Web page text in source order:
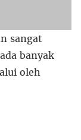
sangat
banyak
oleh